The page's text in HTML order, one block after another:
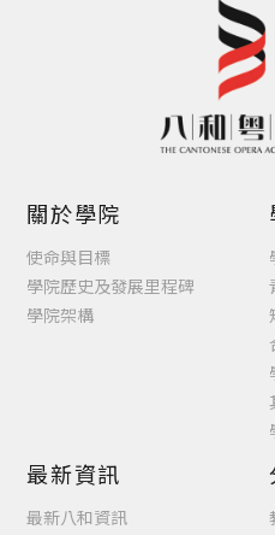
關於學院
使命與目標
學院歷史及發展里程碑
學院架構
最新資訊
最新八和資訊